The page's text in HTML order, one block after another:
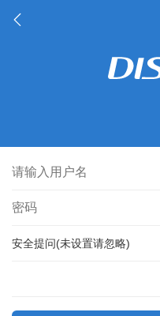
安全提问(未设置请忽略)